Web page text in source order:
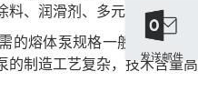
料、润滑剂、多元醇和其他
的熔体泵规格一般比较大
的制造工艺复杂，技术含量
发送邮件